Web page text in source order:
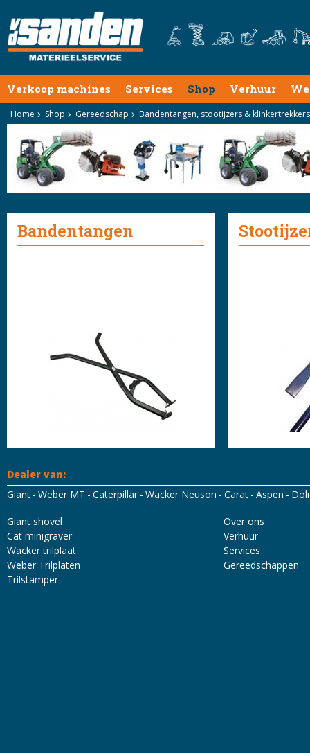
Verkoop machines Services Shop Verhuur
Home Shop Gereedschap Bandentangen, stootijzers & klinkertrekkers
Bandentangen
Dealer van:
Giant Weber MT Caterpillar Wacker Neuson Carat Aspen
Giant shovel
Cat minigraver
Wacker trilplaat
Weber Trilplaten
Trilstamper
Over ons
Verhuur
Services
Gereedschappen